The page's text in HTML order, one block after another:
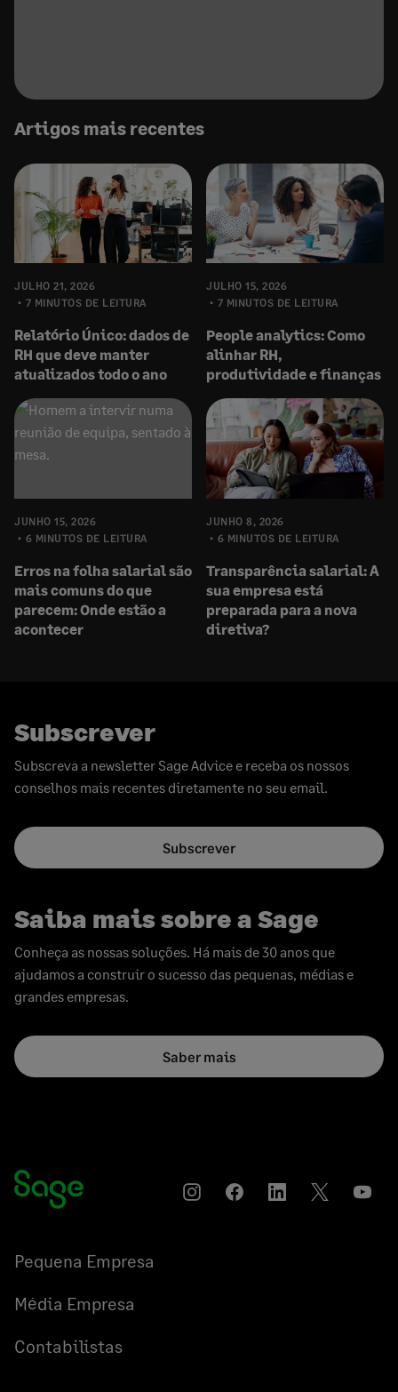
Artigos mais recentes
JULHO 21, 2026
7 MINUTOS DE LEITURA
Relatório Único: dados de
RH que deve manter
atualizados todo o ano
JULHO 15, 2026
7 MINUTOS DE LEITURA
People analytics: Como
alinhar RH,
produtividade e finanças
JUNHO 15, 2026
6 MINUTOS DE LEITURA
Erros na folha salarial são
mais comuns do que
parecem: Onde estão a
acontecer
JUNHO 8, 2026
6 MINUTOS DE LEITURA
Transparência salarial: A
sua empresa está
preparada para a nova
diretiva?
Subscrever
Subscreva a newsletter Sage Advice e receba os nossos
conselhos mais recentes diretamente no seu email.
Subscrever
Saiba mais sobre a Sage
Conheça as nossas soluções. Há mais de 30 anos que
ajudamos a construir o sucesso das pequenas, médias e
grandes empresas.
Saber mais
InstagramCompartilharCompartilhar
Pequena Empresa
Média Empresa
Contabilistas